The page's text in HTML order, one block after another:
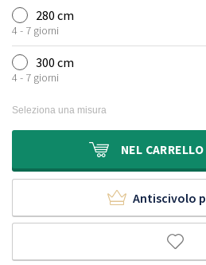
280 cm
4 - 7 giorni
300 cm
4 - 7 giorni
Seleziona una misura
NEL CARRELLO
Antiscivolo